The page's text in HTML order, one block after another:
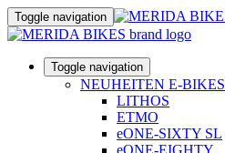
Toggle navigation
Toggle navigation
NEUHEITEN E-BIKES
LITHOS
ETMO
eONE-SIXTY SL
eONE-EIGHTY